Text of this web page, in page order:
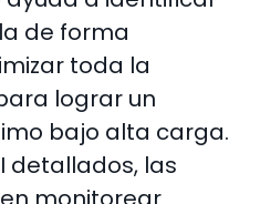
de forma
toda la
lograr un
bajo alta carga.
detallados, las